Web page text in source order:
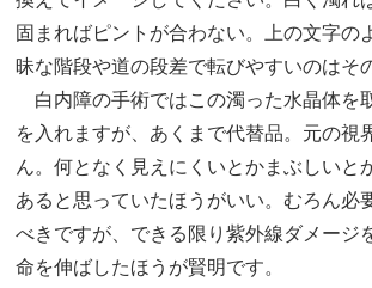
固まればピントが合わない。上の文字の
昧な階段や道の段差で転びやすいのはそ
白内障の手術ではこの濁った水晶体を
を入れますが、あくまで代替品。元の視
ん。何となく見えにくいとかまぶしいと
あると思っていたほうがいい。むろん必
べきですが、できる限り紫外線ダメージ
命を伸ばしたほうが賢明です。